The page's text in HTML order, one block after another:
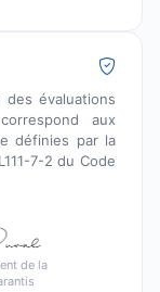
évaluations
aux
définies par la
7-2 du Code
de la